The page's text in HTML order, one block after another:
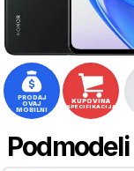
PRODAJ
OVAJ
MOBILNI
KUPOVINA
SPECIFIKACIJA
Podmodeli